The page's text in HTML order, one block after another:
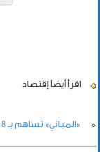
اقرأ أيضاً إقتصاد
«المباني» تساهم بـ 8 ملايين دولار في «صندوق الكويت للاستجابة الطارئة»